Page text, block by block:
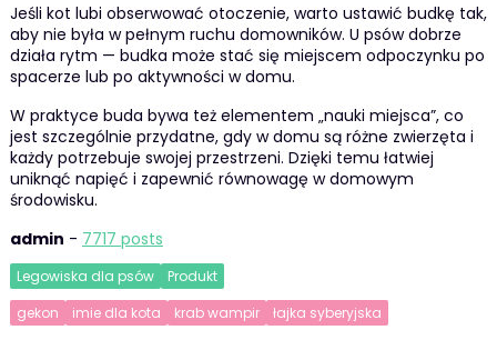
Jeśli kot lubi obserwować otoczenie, warto ustawić budkę tak,
aby nie była w pełnym ruchu domowników. U psów dobrze
działa rytm — budka może stać się miejscem odpoczynku po
spacerze lub po aktywności w domu.
W praktyce buda bywa też elementem „nauki miejsca”, co
jest szczególnie przydatne, gdy w domu są różne zwierzęta i
każdy potrzebuje swojej przestrzeni. Dzięki temu łatwiej
uniknąć napięć i zapewnić równowagę w domowym
środowisku.
admin - 7717 posts
Legowiska dla psów
Produkt
gekon
imie dla kota krab wampir łajka syberyjska